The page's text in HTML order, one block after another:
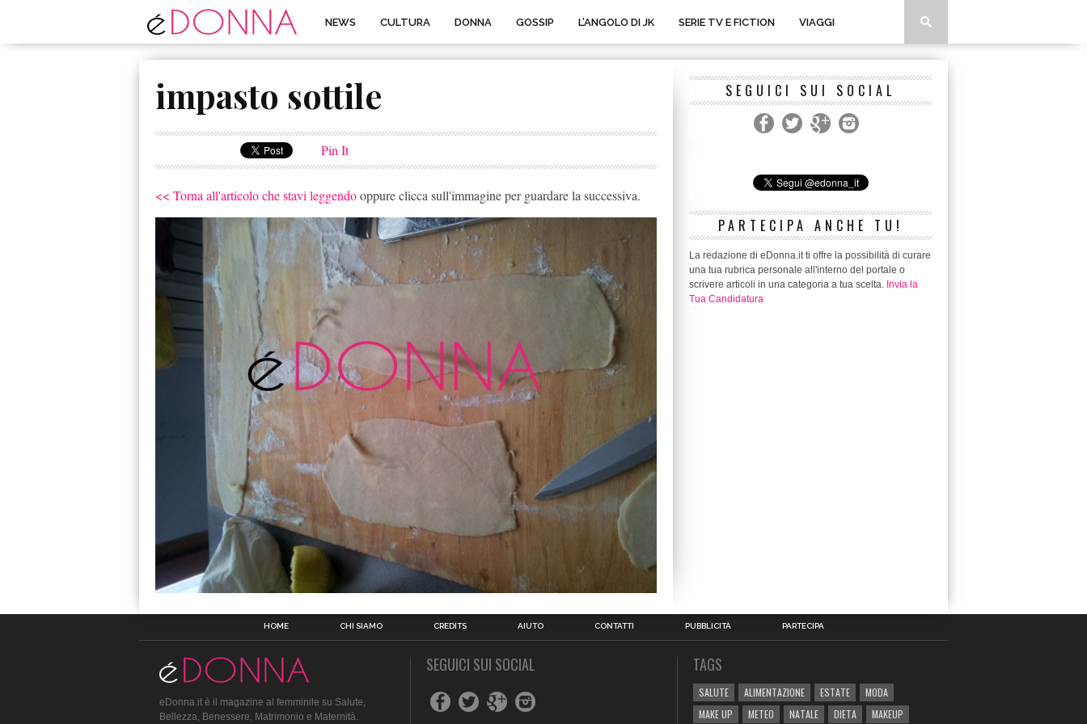
NEWS CULTURA DONNA GOSSIP L’ANGOLO DI JK SERIE TV E FICTION VIAGGI
impasto sottile
Pin It
<< Torna all'articolo che stavi leggendooppure clicca sull'immagine per guardare la successiva.
SEGUICI SUI SOCIAL
PARTECIPA ANCHE TU!
La redazione di eDonna.it ti offre la possibilità di curare
una tua rubrica personale all'interno del portale o
scrivere articoli in una categoria a tua scelta. Invia la
Tua Candidatura
HOME CHI SIAMO CREDITS AIUTO CONTATTI PUBBLICITÀ PARTECIPA
eDonna.it è il magazine al femminile su Salute,
Bellezza, Benessere, Matrimonio e Maternità.
SEGUICI SUI SOCIAL TAGS
SALUTE ALIMENTAZIONE ESTATE
MODA
MAKE UP
METEO NATALE DIETA MAKEUP